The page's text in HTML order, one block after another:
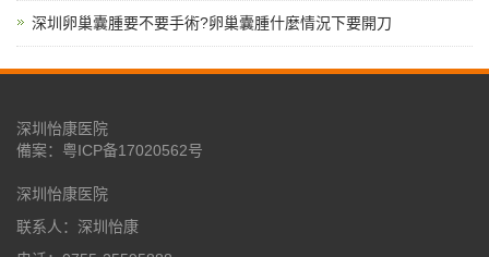
深圳卵巢囊腫要不要手術?卵巢囊腫什麼情況下要開刀
深圳怡康医院
備案： 粤ICP备17020562号
深圳怡康医院
联系人：深圳怡康